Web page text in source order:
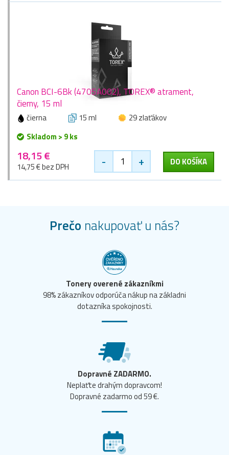
Canon BCI-6Bk (4705A002), TOREX® atrament,
čierny, 15 ml
čierna 15 ml
29 zlaťákov
Skladom > 9 ks
18,15 €
14,75 € bez DPH - + DO KOŠÍKA
Prečo nakupovať u nás?
Tonery overené zákazníkmi
98% zákazníkov odporúča nákup na základni
dotazníka spokojnosti.
Dopravné ZADARMO.
Neplaťte drahým dopravcom!
Dopravné zadarmo od 59 €.